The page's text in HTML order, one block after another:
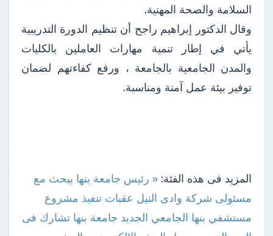
السلامة والصحة المهنية.
وقال الدكتور إبراهيم راجح أن تنظيم الدورة التدريبية
يأتي في إطار تنمية مهارات العاملين بالكليات
والمدن الجامعية بالجامعة ، ورفع كفاءتهم لضمان
توفير بيئة عمل آمنة ومناسبة.
المزيد فى هذه الفئة: « رئيس جامعة ينها يبحث مع
مسئولى شركة وادى النيل عقبات تنفيذ مشروع
مستشفي بنها الجامعي الجديد جامعة بنها تشارك فى